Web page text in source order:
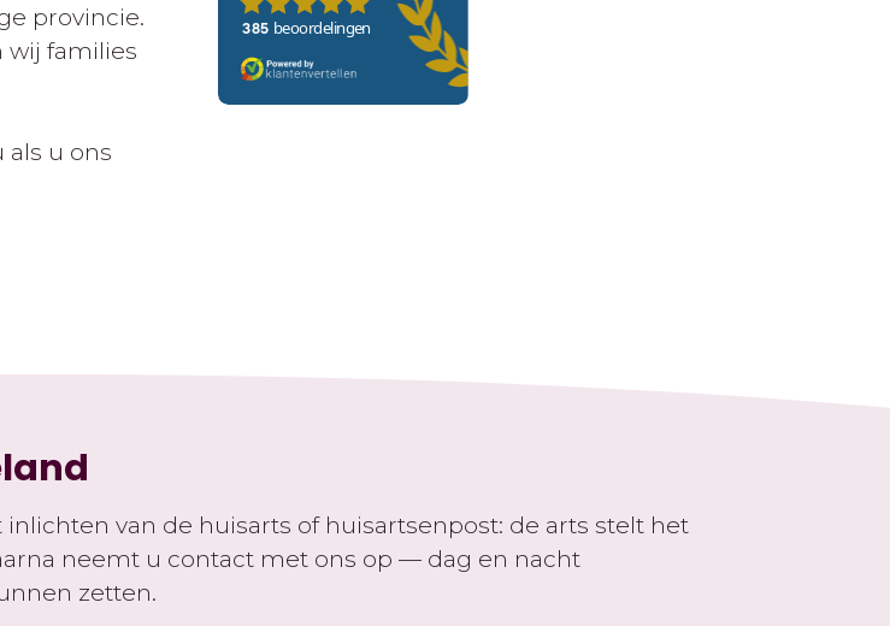
provincie.
wij families
als u ons
van de huisarts of huisartsenpost: de arts stelt het
neemt u contact met ons op — dag en nacht
zetten.